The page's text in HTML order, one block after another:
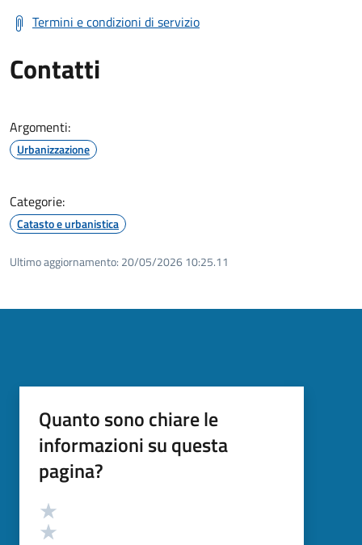
Termini e condizioni di servizio
Contatti
Argomenti:
Urbanizzazione
Categorie:
Catasto e urbanistica
Ultimo aggiornamento: 20/05/2026 10:25.11
Quanto sono chiare le
informazioni su questa
pagina?
Valutazione